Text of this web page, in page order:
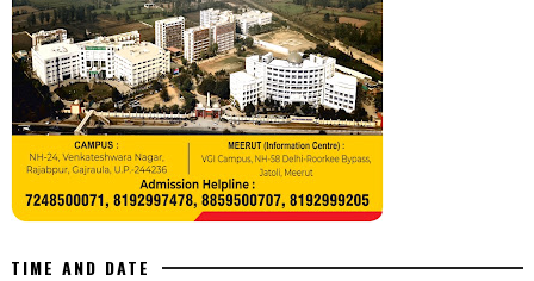
TIME AND DATE